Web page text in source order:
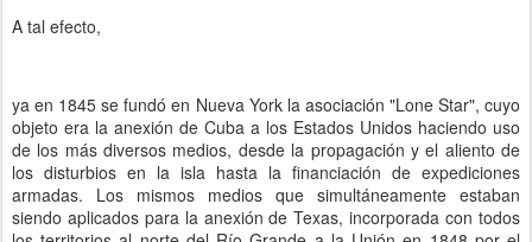
A tal efecto,
ya en 1845 se fundó en Nueva York la asociación "Lone Star", cuyo
objeto era la anexión de Cuba a los Estados Unidos haciendo uso
de los más diversos medios, desde la propagación y el aliento de
los disturbios en la isla hasta la financiación de expediciones
armadas. Los mismos medios que simultáneamente estaban
siendo aplicados para la anexión de Texas, incorporada con todos